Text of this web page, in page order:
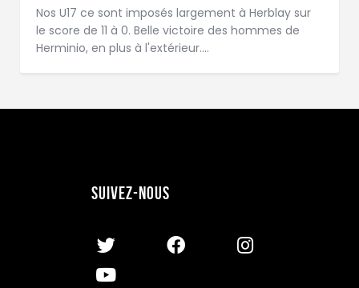
Nos U17 ce sont imposés largement à Herblay sur
le score de 11 à 0. Belle victoire des hommes de
Herminio, en plus à l'extérieur.…
Suivez-nous